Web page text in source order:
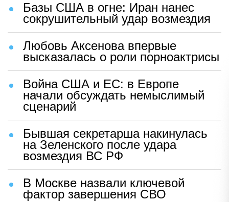
Базы США в огне: Иран нанес
сокрушительный удар возмездия
Любовь Аксенова впервые
высказалась о роли порноактрисы
Война США и ЕС: в Европе
начали обсуждать немыслимый
сценарий
Бывшая секретарша накинулась
на Зеленского после удара
возмездия ВС РФ
В Москве назвали ключевой
фактор завершения СВО